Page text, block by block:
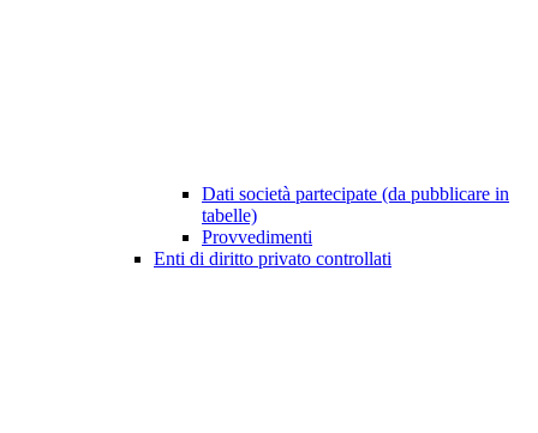
Dati società partecipate (da pubblicare in
tabelle)
Provvedimenti
Enti di diritto privato controllati